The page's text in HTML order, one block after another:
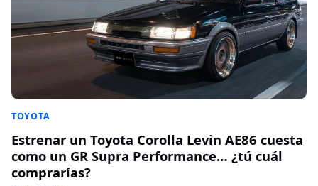
TOYOTA
Estrenar un Toyota Corolla Levin AE86 cuesta
como un GR Supra Performance… ¿tú cuál
comprarías?